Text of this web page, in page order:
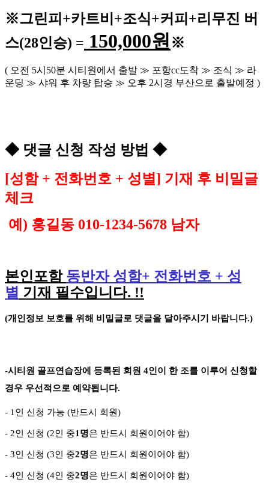
※그린피 +카트비 +조식+커피+리무진 버
스(28인승) = 150,000원 ※
( 오전 5시 50분 시티원에서 출발 ≫ 포항cc도착 ≫ 조식 ≫ 라
운딩 ≫ 샤워 후 차량 탑승 ≫ 오후 2시경 부산으로 출발예정 )
◆ 댓글 신청 작성 방법 ◆
[성함 + 전화번호 + 성별] 기재 후 비밀글
체크
예 ) 홍길동 010-1234-5678 남자
본인포함 동반자 성함+ 전화번호 + 성
별 기재 필수입니다. !!
(개인정보 보호를 위해 비밀글로 댓글을 달아주시기 바랍니다.)
-시티원 골프연습장에 등록된 회원 4인이 한 조를 이루어 신청할
경우 우선적으로 예약됩니다.
- 1인 신청 가능 (반드시 회원)
- 2인 신청 (2인 중1명은 반드시 회원이어야 함)
- 3인 신청 (3인 중2명은 반드시 회원이어야 함)
- 4인 신청 (4인 중2명은 반드시 회원이어야 함)